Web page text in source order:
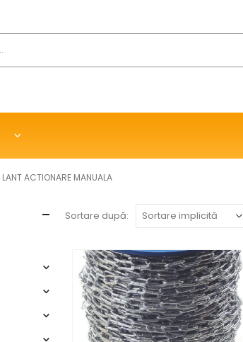
LANT ACTIONARE MANUALA
Sortare după: